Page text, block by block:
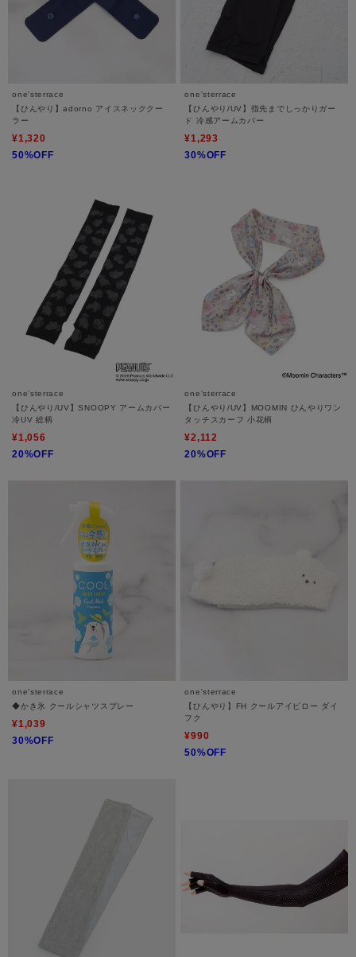
one'sterrace
【ひんやり】adorno アイスネッククー
ラー
¥1,320
50%OFF
one'sterrace
【ひんやり/UV】指先までしっかりガー
ド 冷感アームカバー
¥1,293
30%OFF
one'sterrace
【ひんやり/UV】SNOOPY アームカバー
冷UV 総柄
¥1,056
20%OFF
one'sterrace
【ひんやり/UV】MOOMIN ひんやりワン
タッチスカーフ 小花柄
¥2,112
20%OFF
one'sterrace
◆かき氷 クールシャツスプレー
¥1,039
30%OFF
one'sterrace
【ひんやり】FH クールアイピロー ダイ
フク
¥990
50%OFF